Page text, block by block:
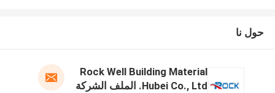
حول نا
Rock Well Building Material
Hubei Co., Ltd. الملف الشركة